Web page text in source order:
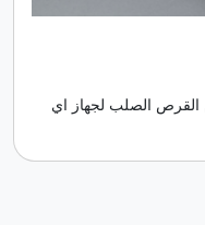
القرص الصلب لجهاز اي